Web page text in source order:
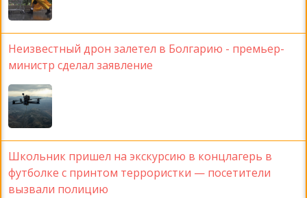
Неизвестный дрон залетел в Болгарию - премьер-
министр сделал заявление
Школьник пришел на экскурсию в концлагерь в
футболке с принтом террористки — посетители
вызвали полицию